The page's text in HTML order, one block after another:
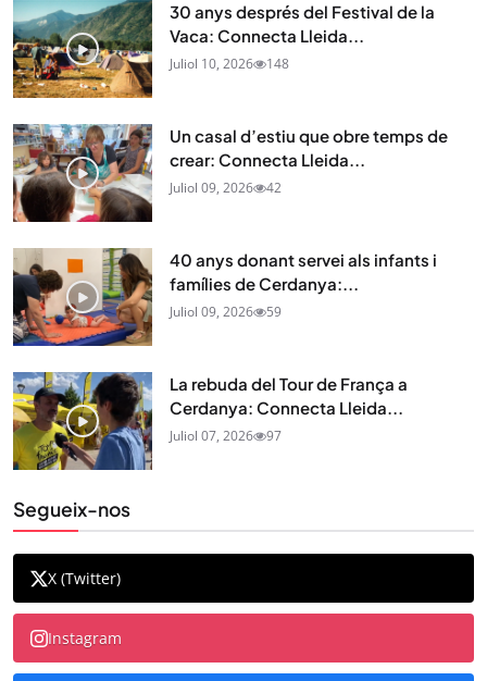
30 anys després del Festival de la
Vaca: Connecta Lleida...
Juliol 10, 2026 148
Un casal d’estiu que obre temps de
crear: Connecta Lleida...
Juliol 09, 2026 42
40 anys donant servei als infants i
famílies de Cerdanya:...
Juliol 09, 2026 59
La rebuda del Tour de França a
Cerdanya: Connecta Lleida...
Juliol 07, 2026 97
Segueix-nos
X (Twitter)
Instagram